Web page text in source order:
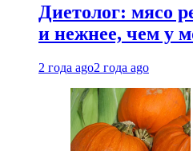
Диетолог: мясо
и нежнее, чем у
2 года ago2 года ago